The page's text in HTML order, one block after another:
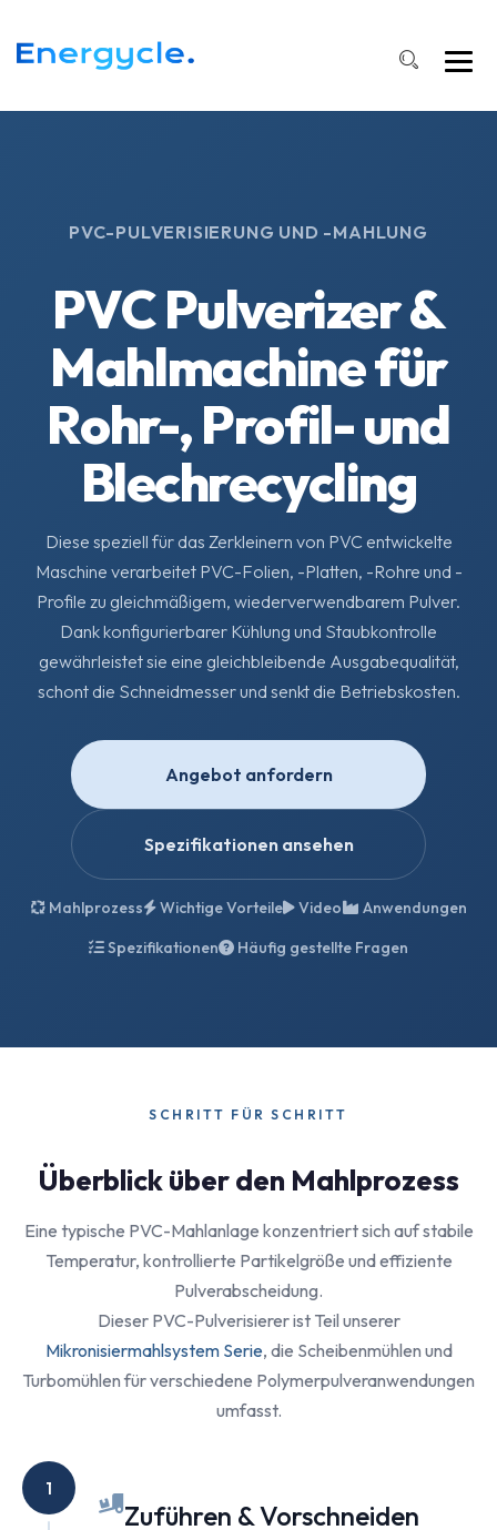
PVC-PULVERISIERUNG UND -MAHLUNG
PVC Pulverizer &
Mahlmachine für
Rohr-, Profil- und
Blechrecycling
Diese speziell für das Zerkleinern von PVC entwickelte
Maschine verarbeitet PVC-Folien, -Platten, -Rohre und -
Profile zu gleichmäßigem, wiederverwendbarem Pulver.
Dank konfigurierbarer Kühlung und Staubkontrolle
gewährleistet sie eine gleichbleibende Ausgabequalität,
schont die Schneidmesser und senkt die Betriebskosten.
Angebot anfordern
Spezifikationen ansehen
Mahlprozess Wichtige Vorteile Video
Anwendungen
Spezifikationen
Häufig gestellte Fragen
SCHRITT FÜR SCHRITT
Überblick über den Mahlprozess
Eine typische PVC-Mahlanlage konzentriert sich auf stabile
Temperatur, kontrollierte Partikelgröße und effiziente
Pulverabscheidung.
Dieser PVC-Pulverisierer ist Teil unserer
Mikronisiermahlsystem Serie, die Scheibenmühlen und
Turbomühlen für verschiedene Polymerpulveranwendungen
umfasst.
1
Zuführen & Vorschneiden